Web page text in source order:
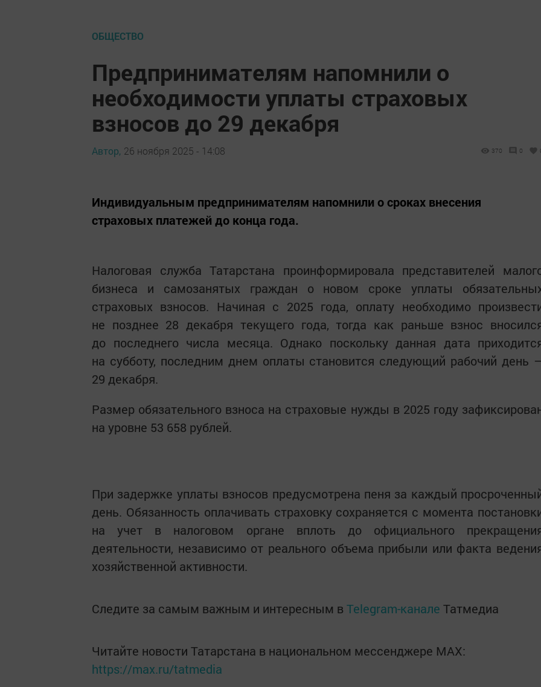
ОБЩЕСТВО
Предпринимателям напомнили о
необходимости уплаты страховых
взносов до 29 декабря
Автор, 26 ноября 2025 - 14:08 370 0
Индивидуальным предпринимателям напомнили о сроках внесения
страховых платежей до конца года.
Налоговая служба Татарстана проинформировала представителей
бизнеса и самозанятых граждан о новом сроке уплаты
страховых взносов. Начиная с 2025 года, оплату необходимо
не позднее 28 декабря текущего года, тогда как раньше взнос
до последнего числа месяца. Однако поскольку данная дата
на субботу, последним днем оплаты становится следующий рабочий день
29 декабря.
Размер обязательного взноса на страховые нужды в 2025 году
на уровне 53 658 рублей.
При задержке уплаты взносов предусмотрена пеня за каждый
день. Обязанность оплачивать страховку сохраняется с момента
на учет в налоговом органе вплоть до официального
деятельности, независимо от реального объема прибыли или факта
хозяйственной активности.
Следите за самым важным и интересным в Telegram-канале Татмедиа
Читайте новости Татарстана в национальном мессенджере MАХ:
https://max.ru/tatmedia